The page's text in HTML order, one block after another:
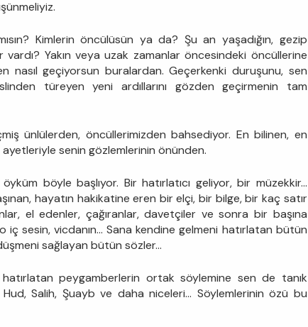
Kimlerin öncülüsün ya da? Şu an yaşadığın, gezip
Yakın veya uzak zamanlar öncesindeki öncüllerine
nasıl geçiyorsun buralardan. Geçerkenki duruşunu, sen
türeyen yeni ardıllarını gözden geçirmenin tam
ünlülerden, öncüllerimizden bahsediyor. En bilinen, en
senin gözlemlerinin önünden.
böyle başlıyor. Bir hatırlatıcı geliyor, bir müzekkir...
hayatın hakikatine eren bir elçi, bir bilge, bir kaç satır
el edenler, çağıranlar, davetçiler ve sonra bir başına
o iç sesin, vicdanın... Sana kendine gelmeni hatırlatan bütün
sağlayan bütün sözler...
peygamberlerin ortak söylemine sen de tanık
Salih, Şuayb ve daha niceleri... Söylemlerinin özü bu